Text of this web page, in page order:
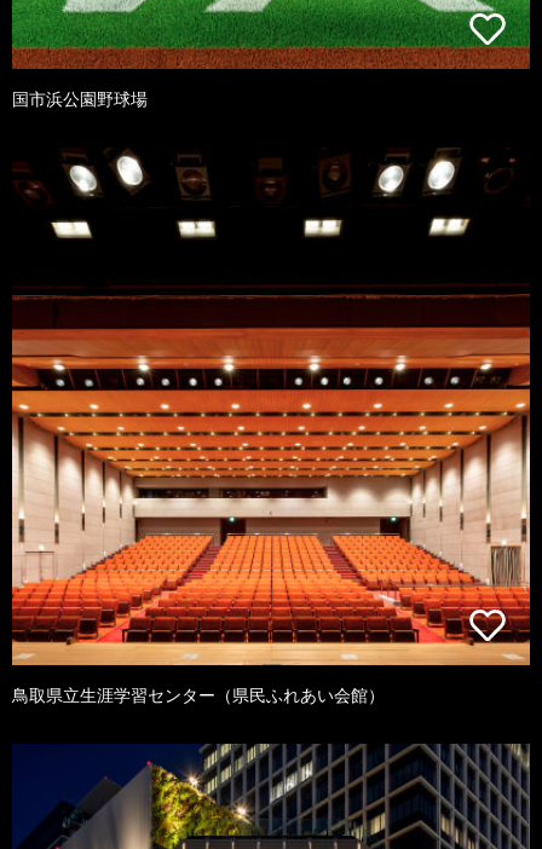
国市浜公園野球場
鳥取県立生涯学習センター（県民ふれあい会館）